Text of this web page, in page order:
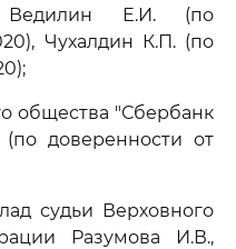
Е.И. (по
Чухалдин К.П. (по
общества "Сбербанк
доверенности от
судьи Верховного
Разумова И.В.,